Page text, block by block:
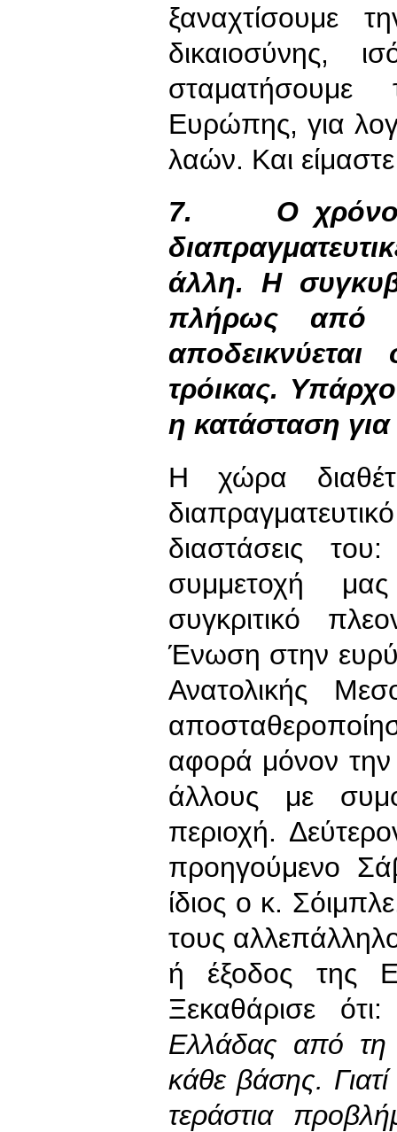
ξαναχτίσουμε
δικαιοσύνης,
Ευρώπης, για
λαών. Και
7. Ο
άλλη. Η
πλήρως από
τρόικας.
η κατάσταση
Η χώρα
διαστάσεις
συμμετοχή
συγκριτικό
Ένωση στην
Ανατολικής
αφορά μόνον
άλλους με
περιοχή.
προηγούμενο
ίδιος ο κ.
τους
ή έξοδος της
Ξεκαθάρισε
Ελλάδας από τη
κάθε βάσης.
τεράστια